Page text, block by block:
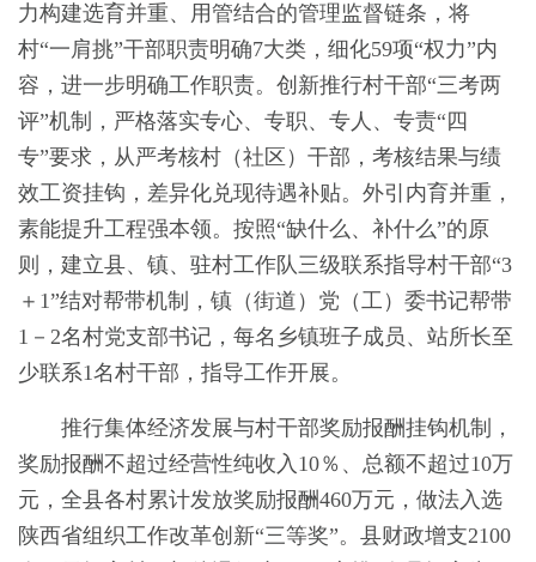
力构建选育并重、用管结合的管理监督链条，将
村“一肩挑”干部职责明确7大类，细化59项“权力”内
容，进一步明确工作职责。创新推行村干部“三考两
评”机制，严格落实专心、专职、专人、专责“四
专”要求，从严考核村（社区）干部，考核结果与绩
效工资挂钩，差异化兑现待遇补贴。外引内育并重，
素能提升工程强本领。按照“缺什么、补什么”的原
则，建立县、镇、驻村工作队三级联系指导村干部“3
＋1”结对帮带机制，镇（街道）党（工）委书记帮带
1－2名村党支部书记，每名乡镇班子成员、站所长至
少联系1名村干部，指导工作开展。
推行集体经济发展与村干部奖励报酬挂钩机制，
奖励报酬不超过经营性纯收入10％、总额不超过10万
元，全县各村累计发放奖励报酬460万元，做法入选
陕西省组织工作改革创新“三等奖”。县财政增支2100